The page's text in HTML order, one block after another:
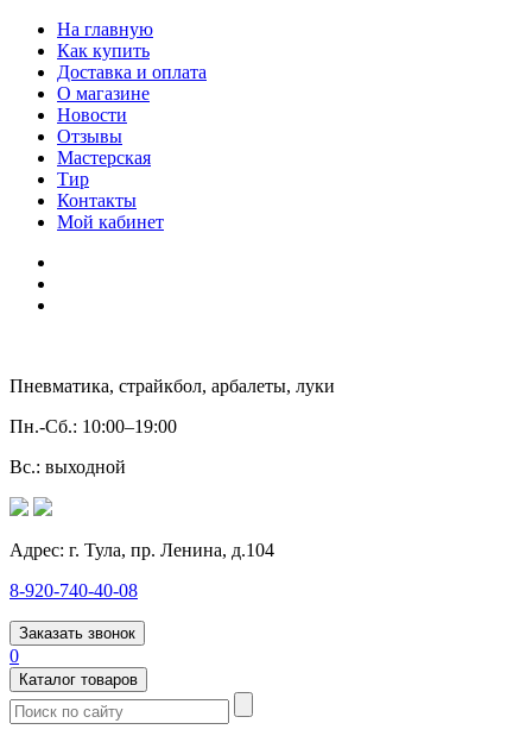
На главную
Как купить
Доставка и оплата
О магазине
Новости
Отзывы
Мастерская
Тир
Контакты
Мой кабинет
Пневматика, страйкбол, арбалеты, луки
Пн.-Сб.: 10:00–19:00
Вс.: выходной
Адрес: г. Тула, пр. Ленина, д.104
8-920-740-40-08
Заказать звонок
0
Каталог товаров